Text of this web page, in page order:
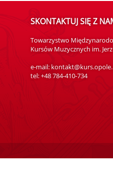
SKONTAKTUJ SIĘ Z
Towarzystwo
Kursów Muzycznych im.
e-mail:
tel: +48 784-410-734